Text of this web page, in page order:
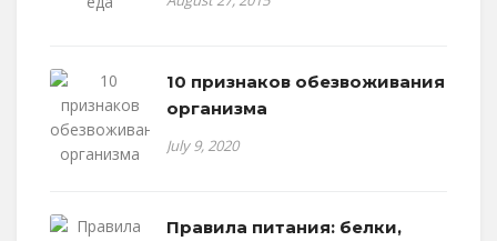
10 признаков обезвоживания
организма
July 9, 2020
Правила питания: белки,